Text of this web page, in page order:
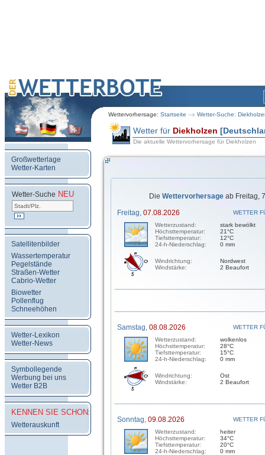
Wettervorhersage: Startseite Wetter-Suche:
Großwetterlage
Wetter-Karten
Wetter-Suche NEU
Satellitenbilder
Wassertemperatur
Pegelstände
Straßen-Wetter
Cabrio-Wetter
Biowetter
Pollenflug
Schneehöhen
Wetter-Lexikon
Wetter-News
Symbollegende
Werbung bei uns
Wetter B2B
KENNEN SIE SCHON:
Wetterauskunft
Wetter für Diekholzen
Die aktuelle Wettervorhersage für Diekholzen
Die Wettervorhersage ab Freitag,
Freitag, 07.08.2026
WETTER
Wetterzustand:
Höchsttemperatur:
Tiefsttemperatur:
24-h-Niederschlag:
stark bewölkt
21°C
12°C
0 mm
Windrichtung:
Windstärke:
Nordwest
2 Beaufort
Samstag, 08.08.2026
WETTER
Wetterzustand:
Höchsttemperatur:
Tiefsttemperatur:
24-h-Niederschlag:
wolkenlos
28°C
15°C
0 mm
Windrichtung:
Windstärke:
Ost
2 Beaufort
Sonntag, 09.08.2026
WETTER
Wetterzustand:
Höchsttemperatur:
Tiefsttemperatur:
24-h-Niederschlag:
heiter
34°C
20°C
0 mm